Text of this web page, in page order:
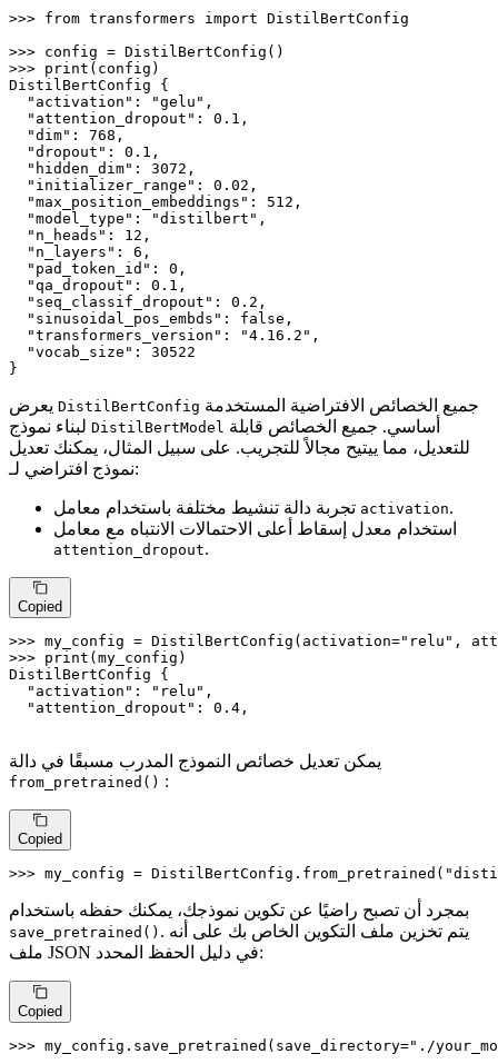
>>> from transformers import DistilBertConfig
>>>
>>> print (config)
DistilBertConfig {
"activation" : "gelu" ,
"attention_dropout" : 0.1 ,
"dim" : 768 ,
"dropout" : 0.1 ,
"hidden_dim" : 3072 ,
"initializer_range" : 0.02 ,
"max_position_embeddings" : 512 ,
"model_type" : "distilbert" ,
"n_heads" : 12 ,
"n_layers" : 6 ,
"pad_token_id" : 0 ,
"qa_dropout" : 0.1 ,
"seq_classif_dropout" : 0.2 ,
"sinusoidal_pos_embds" : false,
"transformers_version" : "4.16.2" ,
"vocab_size" : 30522
}
DistilBertConfig
DistilBertModel
للتعديل، مما ييتيح مجالاً للتجريب. على سبيل المثال، يمكنك تعديل
نموذج افتراضي لـ:
activation.
استخدام معدل إسقاط أعلى الاحتمالات الانتباه مع معامل
attention_dropout.
Copied
>>> my_config = DistilBertConfig(activation="relu" ,
>>> print (my_config)
DistilBertConfig {
"activation" : "relu" ,
"attention_dropout" : 0.4 ,
يمكن تعديل خصائص النموذج المدرب مسبقًا في دالة
from_pretrained() :
Copied
>>> my_config = DistilBertConfig.from_pretrained(
بمجرد أن تصبح راضيًا عن تكوين نموذجك، يمكنك حفظه باستخدام
save_pretrained() . يتم تخزين ملف التكوين الخاص بك على أنه
ملف JSON في دليل الحفظ المحدد:
Copied
>>> my_config.save_pretrained(save_directory="./